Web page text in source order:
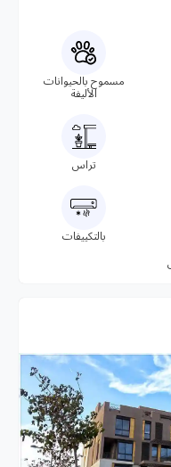
مسموح بالحيوانات
الأليفة
تراس
بالتكييفات